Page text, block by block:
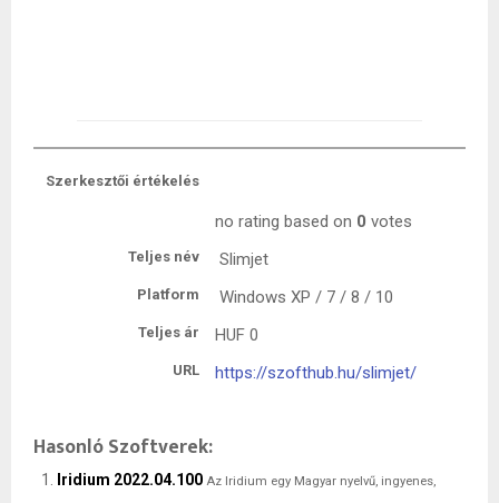
Szerkesztői értékelés
no rating based on 0 votes
Teljes név Slimjet
Platform Windows XP / 7 / 8 / 10
Teljes ár HUF 0
URL https://szofthub.hu/slimjet/
Hasonló Szoftverek:
Iridium 2022.04.100 Az Iridium egy Magyar nyelvű, ingyenes,